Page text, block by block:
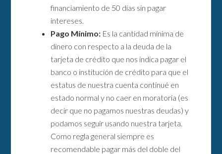
financiamiento de 50 días sin pagar
intereses.
Pago Mínimo: Es la cantidad mínima de
dinero con respecto a la deuda de la
tarjeta de crédito que nos indica pagar el
banco o institución de crédito para que el
estatus de nuestra cuenta continué en
estado normal y no caer en moratoria (es
decir que no pagamos nuestras deudas) y
podamos seguir usando nuestra tarjeta.
Como regla general siempre es
recomendable pagar más del doble del